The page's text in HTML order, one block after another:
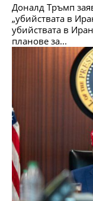
Доналд Тръмп
„убийствата в Иран са
убийствата в
планове за...